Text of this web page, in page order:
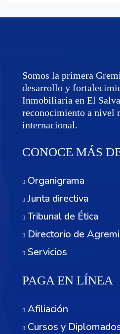
Somos la primera
desarrollo y
Inmobiliaria en El
reconocimiento a nivel
internacional.
CONOCE MÁS
Organigrama
Junta directiva
Tribunal de Ética
Directorio de
Servicios
PAGA EN LÍNEA
Afiliación
Cursos y